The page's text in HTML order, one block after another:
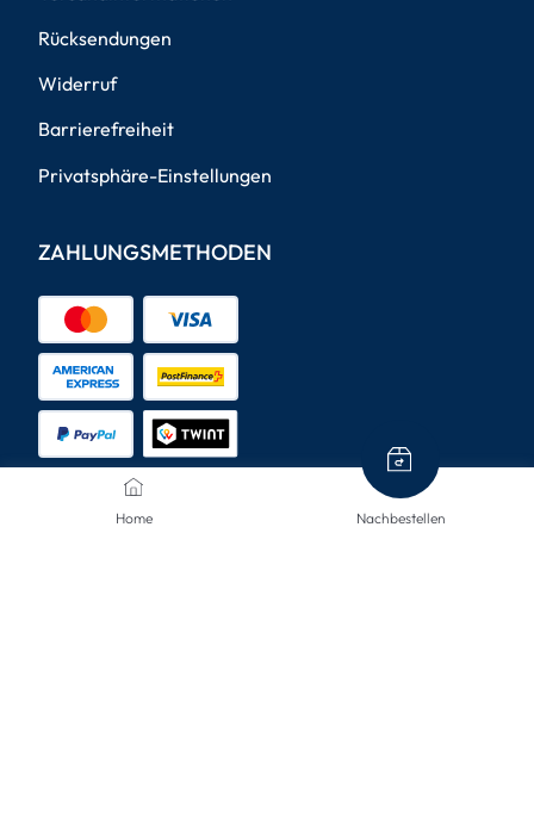
Home Nachbestellen
Rücksendungen
Widerruf
Barrierefreiheit
Privatsphäre-Einstellungen
ZAHLUNGSMETHODEN